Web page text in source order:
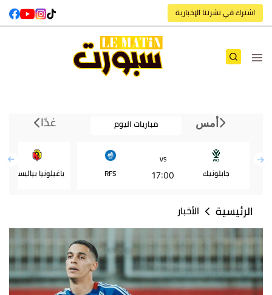
اشترك في نشرتنا الإخبارية
أمس مباريات اليوم غدًا
جابلونيك
VS
17:00
RFS
الرئيسية الأخبار